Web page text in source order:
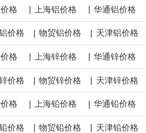
投资者正等待美国非农就业数据，以寻找美国利率前
高级分析师马特·辛普森表示，中东和平前景改善
期下降，推动黄金价格从此前持续数周、位于4000美
区间中进一步上涨。
格 上海铝价格 华通铝价格
价格 | 物贸铝价格 | 天津铝价格
格 上海锌价格 华通锌价格
价格 | 物贸锌价格 | 天津锌价格
格 | 上海铅价格 | 华通铅价格
价格 物贸铅价格 天津铅价格